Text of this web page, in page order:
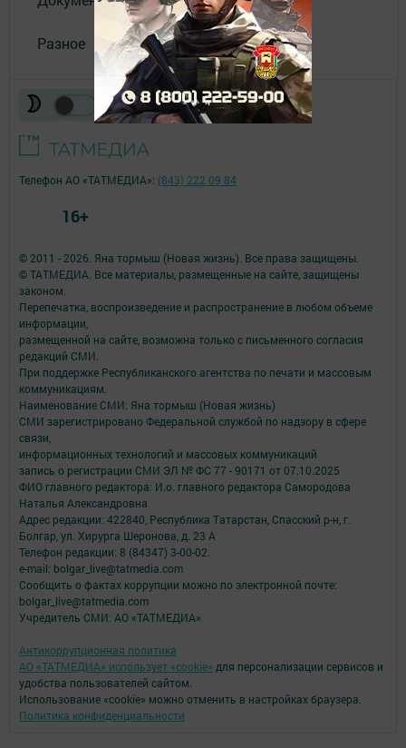
Разное
© 2011 - 2026. Яна тормыш (Новая жизнь). Все права защищены.
© ТАТМЕДИА. Все материалы, размещенные на сайте, защищены
законом.
Перепечатка, воспроизведение и распространение в любом объеме
информации,
размещенной на сайте, возможна только с письменного согласия
редакций СМИ.
При поддержке Республиканского агентства по печати и массовым
коммуникациям.
Наименование СМИ: Яна тормыш (Новая жизнь)
СМИ зарегистрировано Федеральной службой по надзору в сфере
связи,
информационных технологий и массовых коммуникаций
запись о регистрации СМИ ЭЛ № ФС 77 - 90171 от 07.10.2025
ФИО главного редактора: И.о. главного редактора Самородова
Наталья Александровна
Адрес редакции: 422840, Республика Татарстан, Спасский р-н, г.
Болгар, ул. Хирурга Шеронова, д. 23 А
Телефон редакции: 8 (84347) 3-00-02.
e-mail: bolgar_live@tatmedia.com
Сообщить о фактах коррупции можно по электронной почте:
bolgar_live@tatmedia.com
Учредитель СМИ: АО «ТАТМЕДИА»
Антикоррупционная политика
АО «ТАТМЕДИА» использует «cookie» для персонализации сервисов и
удобства пользователей сайтом.
Использование «cookie» можно отменить в настройках браузера.
Политика конфиденциальности
Телефон АО «ТАТМЕДИА»: (843) 222 09 84
16+